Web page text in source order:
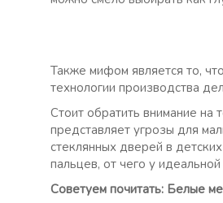
Также мифом является то,
технологии производства
Стоит обратить внимание на
представляет угрозы для
стеклянных дверей в
пальцев, от чего у
Советуем почитать: Белые